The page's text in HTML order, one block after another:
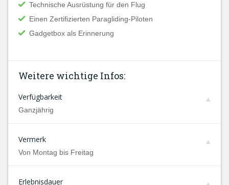
Technische Ausrüstung für den Flug
Einen Zertifizierten Paragliding-Piloten
Gadgetbox als Erinnerung
Weitere wichtige Infos:
Verfügbarkeit
Ganzjährig
Vermerk
Von Montag bis Freitag
Erlebnisdauer